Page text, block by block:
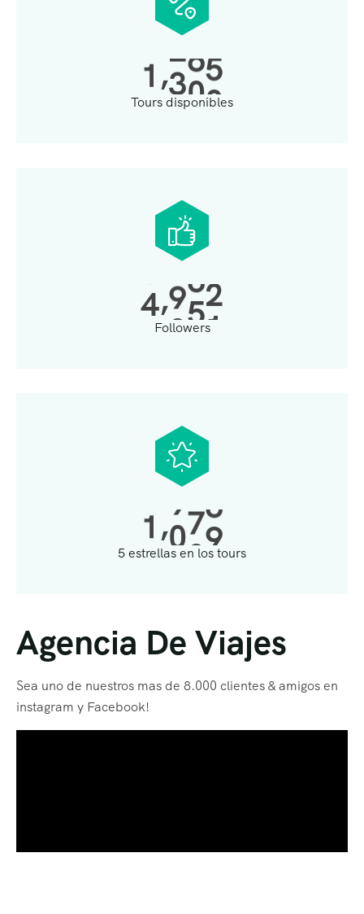
1 ,300
Tours disponibles
4,000
Followers
1 ,000
5 estrellas en los tours
Agencia De Viajes
Sea uno de nuestros mas de 8.000 clientes & amigos en
instagram y Facebook!